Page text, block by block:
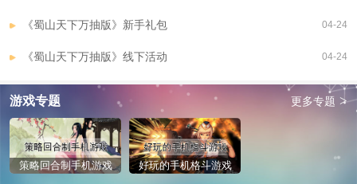
《蜀山天下万抽版》新手礼包 04-24
《蜀山天下万抽版》线下活动 04-24
游戏专题 更多专题 >
策略回合制手机游戏 好玩的手机格斗游戏